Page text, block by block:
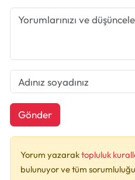
Gönder
Yorum yazaraktopluluk
bulunuyor ve tüm